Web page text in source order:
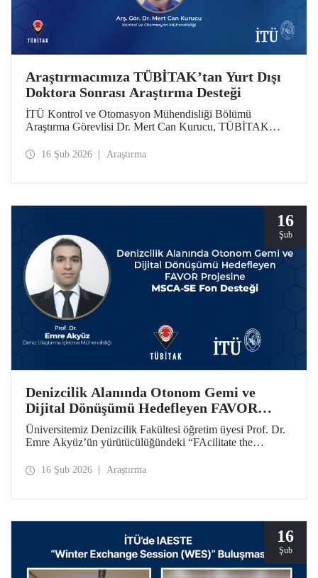
Araştırmacımıza TÜBİTAK’tan Yurt Dışı
Doktora Sonrası Araştırma Desteği
İTÜ Kontrol ve Otomasyon Mühendisliği Bölümü
Araştırma Görevlisi Dr. Mert Can Kurucu, TÜBİTAK
kapsamında desteklenmeye hak kazandı. Dr. Kurucu,
16 Şub 2026 Araştırma
16
Şub
Denizcilik Alanında Otonom Gemi ve
Dijital Dönüşümü Hedefleyen FAVOR
Projesine MSCA-SE Fon Desteği
Üniversitemiz Denizcilik Fakültesi öğretim üyesi Prof. Dr.
Emre Akyüz’ün yürütücülüğündeki “FAcilitate the
(FAVOR)” başlıklı 1.182.360 avro bütçeli AB HORIZON
16 Şub 2026 Araştırma
16
Şub